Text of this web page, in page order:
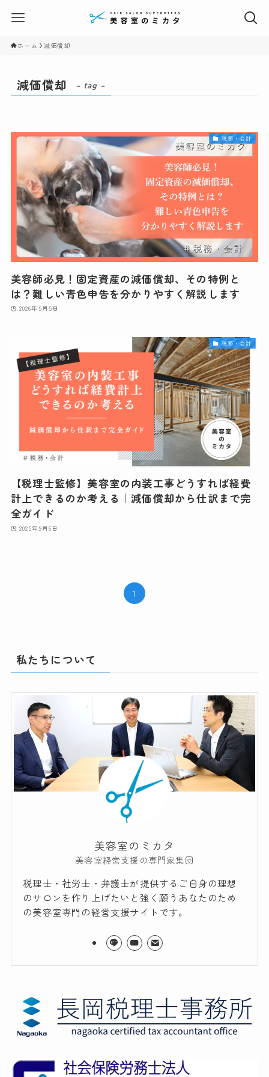
ホーム 減価償却
減価償却 – tag –
税務・会計
美容師必見！固定資産の減価償却、その特例と
は？難しい青色申告を分かりやすく解説します
2026年5月5日
税務・会計
【税理士監修】美容室の内装工事どうすれば経費
計上できるのか考える｜減価償却から仕訳まで完
全ガイド
2025年9月6日
1
私たちについて
美容室のミカタ
美容室経営支援の専門家集団
税理士・社労士・弁護士が提供するご自身の理想
のサロンを作り上げたいと強く願うあなたのため
の美容室専門の経営支援サイトです。